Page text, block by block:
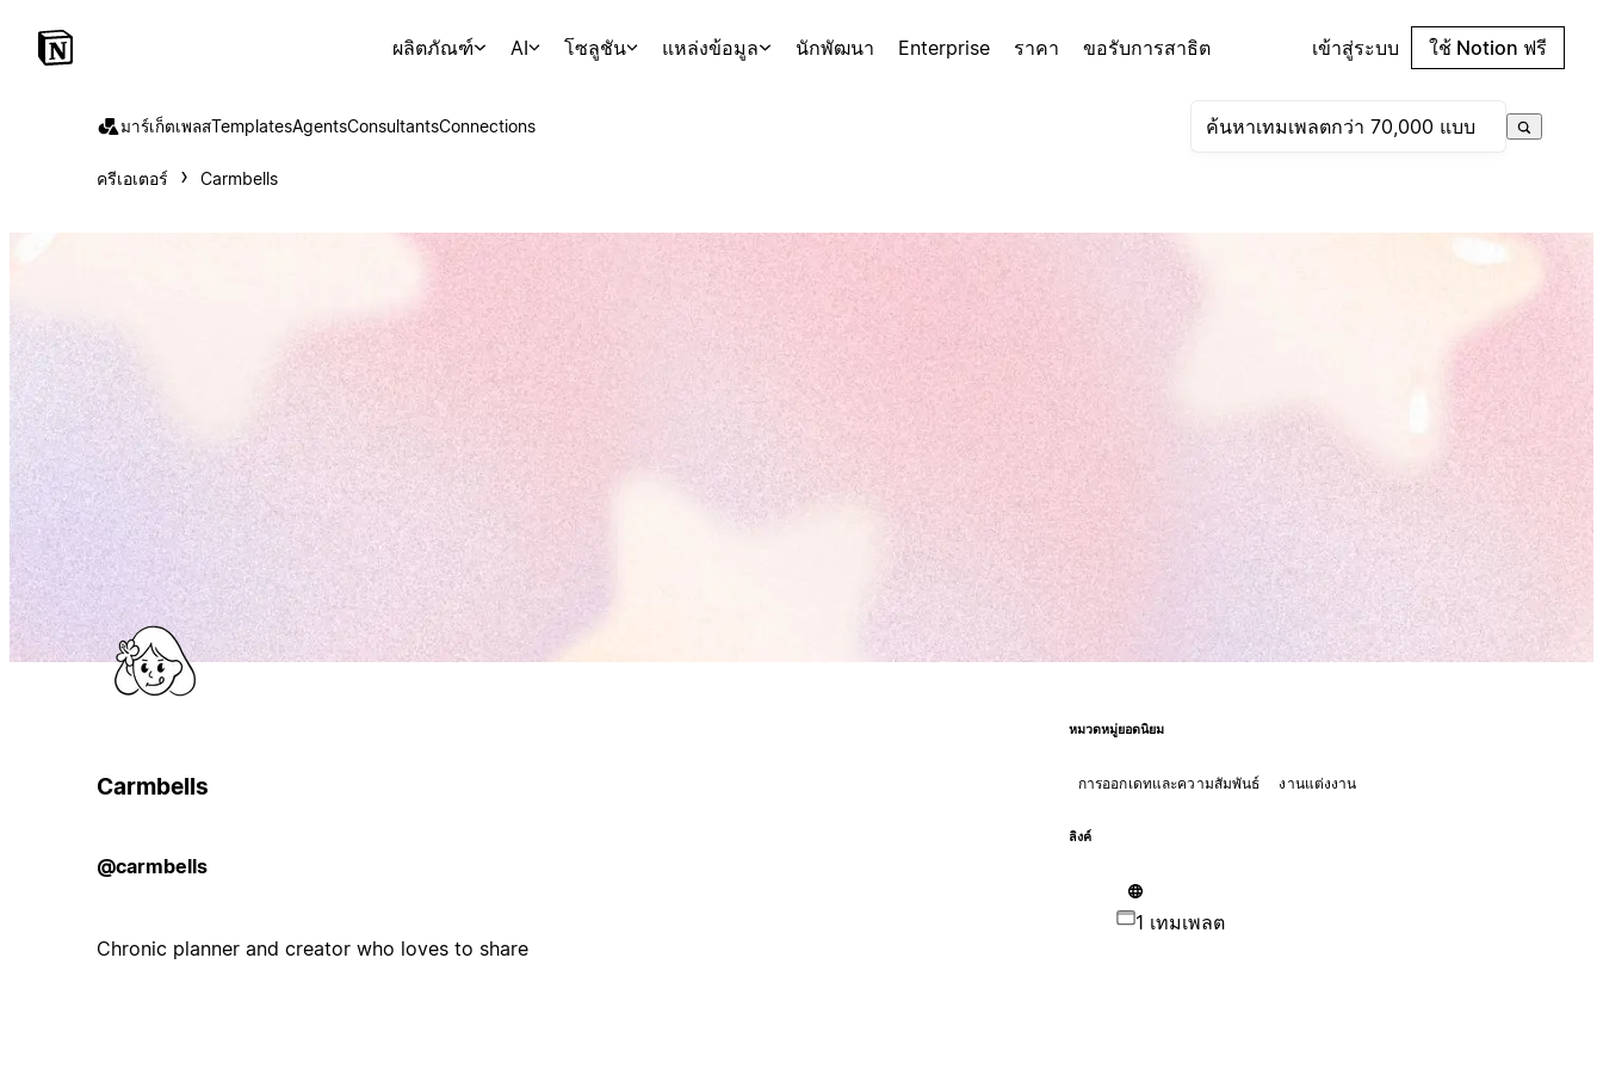
ผลิตภัณฑ์ AI โซลูชัน แหล่งข้อมูล นักพัฒนา Enterprise ราคา ขอรับการสาธิต เข้าสู่ระบบ ใช้ Notion ฟรี
มาร์เก็ตเพลสTemplatesAgentsConsultantsConnections
ครีเอเตอร์ Carmbells
Carmbells
@carmbells
Chronic planner and creator who loves to share
หมวดหมู่ยอดนิยม
การออกเดทและความสัมพันธ์ งานแต่งงาน
ลิงค์
1 เทมเพลต